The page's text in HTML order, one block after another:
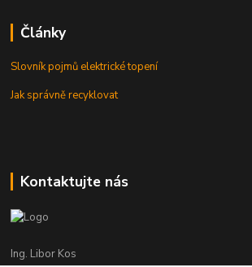
Články
Slovník pojmů elektrické topení
Jak správně recyklovat
Kontaktujte nás
Ing. Libor Kos